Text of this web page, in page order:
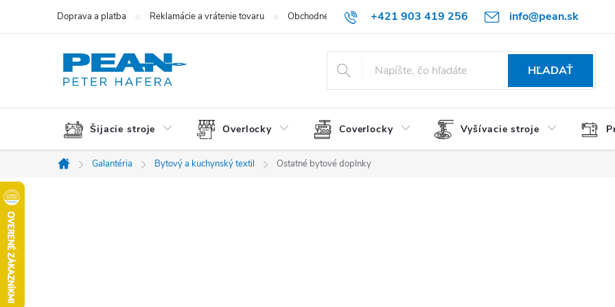
+421 903 419 256 info@pean.sk
Doprava a platba Reklamácie a vrátenie tovaru Obchodné podmienky Podmienky ochrany osobných údajov O nás
HĽADAŤ
Šijacie stroje Overlocky Coverlocky Vyšívacie stroje
Domov
Galantéria Bytový a kuchynský textil Ostatné bytové doplnky